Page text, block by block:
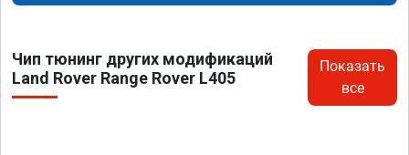
Чип тюнинг других модификаций
Land Rover Range Rover L405
Показать
все